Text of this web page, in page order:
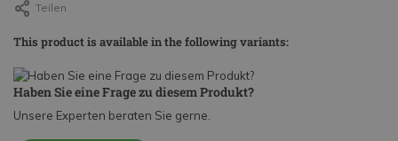
Teilen
This product is available in the following variants:
Haben Sie eine Frage zu diesem Produkt?
Unsere Experten beraten Sie gerne.